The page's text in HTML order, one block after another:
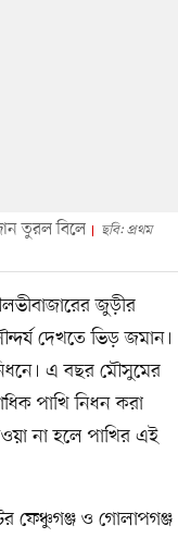
তুরল বিলে
ছবি: প্রথম
জুড়ীর
দেখতে ভিড় জমান।
এ বছর মৌসুমের
পাখি নিধন করা
না হলে পাখির এই
ফেঞ্চুগঞ্জ ও গোলাপগঞ্জ